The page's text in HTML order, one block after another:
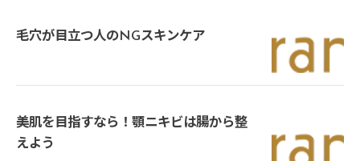
毛穴が目立つ人のNGスキンケア
美肌を目指すなら！顎ニキビは腸から整
えよう